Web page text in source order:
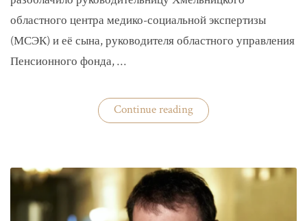
областного центра медико-социальной экспертизы
(МСЭК) и её сына, руководителя областного управления
Пенсионного фонда, …
Continue reading«В
Хмельницком
сын
зарабатывали
на
уклонистах»